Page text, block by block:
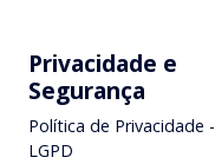
Privacidade e
Segurança
Política de Privacidade -
LGPD